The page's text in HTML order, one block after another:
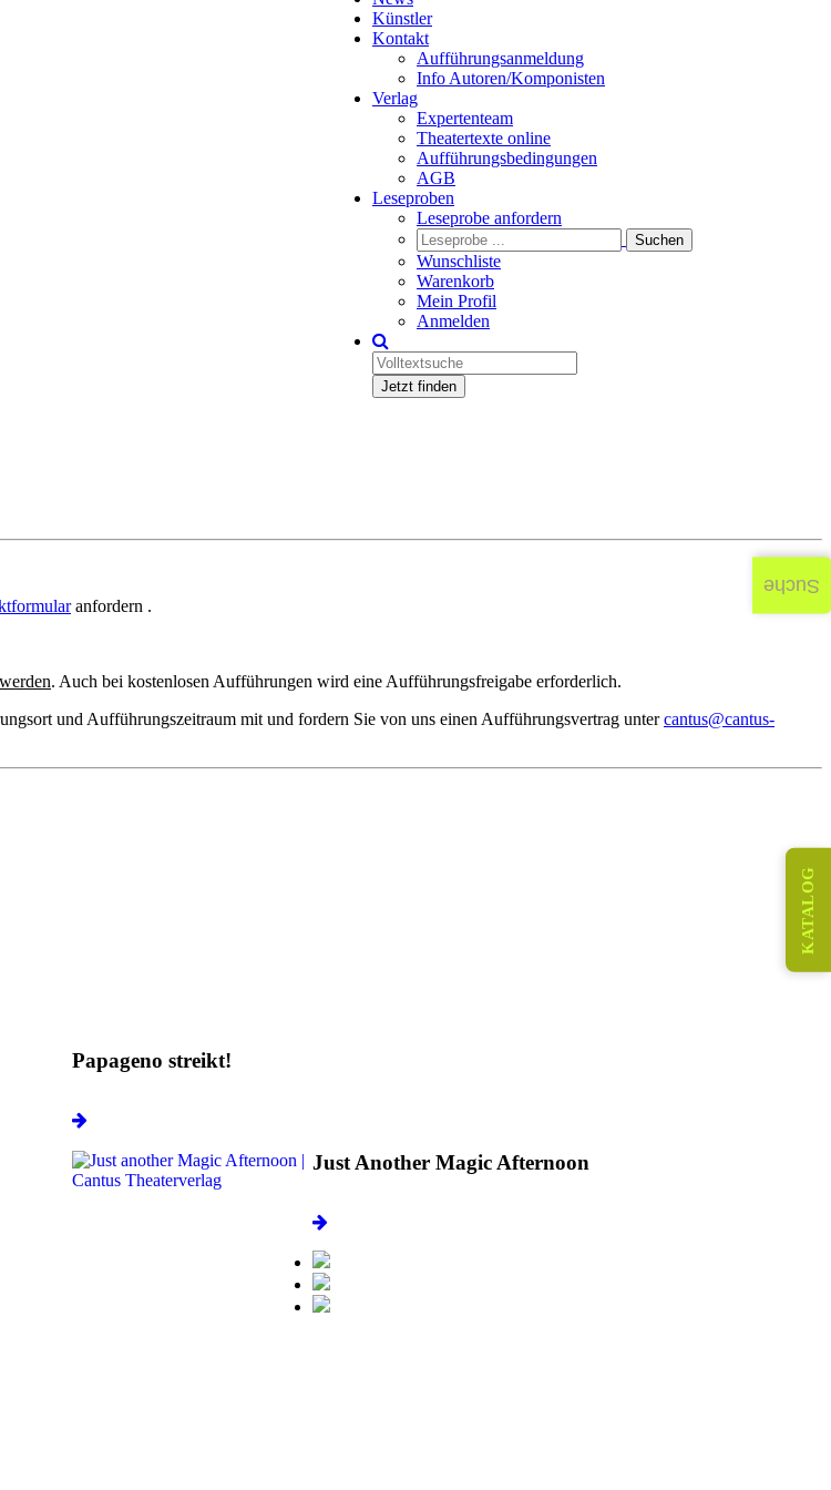
Künstler
Kontakt
Aufführungsanmeldung
Info Autoren/Komponisten
Verlag
Expertenteam
Theatertexte online
Aufführungsbedingungen
AGB
Leseproben
Leseprobe anfordern
Wunschliste
Warenkorb
Mein Profil
Anmelden
Jetzt finden
anfordern .
. Auch bei kostenlosen Aufführungen wird eine Aufführungsfreigabe erforderlich.
und Aufführungszeitraum mit und fordern Sie von uns einen Aufführungsvertrag untercantus@cantus-
Papageno streikt!
Just Another Magic Afternoon
KATALOG
Suche